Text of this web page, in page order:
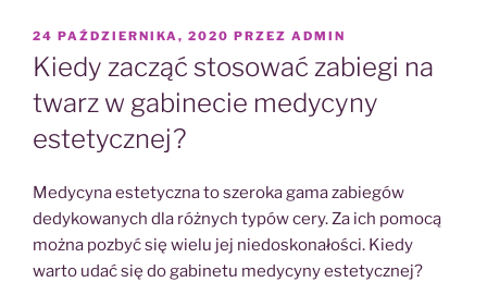
OPUBLIKOWANE
W
24 PAŹDZIERNIKA, 2020 PRZEZ ADMIN
Kiedy zacząć stosować zabiegi na
twarz w gabinecie medycyny
estetycznej?
Medycyna estetyczna to szeroka gama zabiegów
dedykowanych dla różnych typów cery. Za ich pomocą
można pozbyć się wielu jej niedoskonałości. Kiedy
warto udać się do gabinetu medycyny estetycznej?